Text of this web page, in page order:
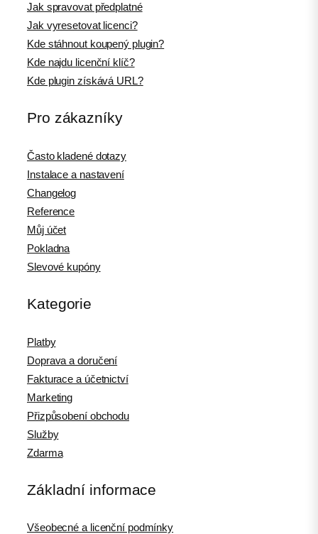
Jak spravovat předplatné
Jak vyresetovat licenci?
Kde stáhnout koupený plugin?
Kde najdu licenční klíč?
Kde plugin získává URL?
Pro zákazníky
Často kladené dotazy
Instalace a nastavení
Changelog
Reference
Můj účet
Pokladna
Slevové kupóny
Kategorie
Platby
Doprava a doručení
Fakturace a účetnictví
Marketing
Přizpůsobení obchodu
Služby
Zdarma
Základní informace
Všeobecné a licenční podmínky